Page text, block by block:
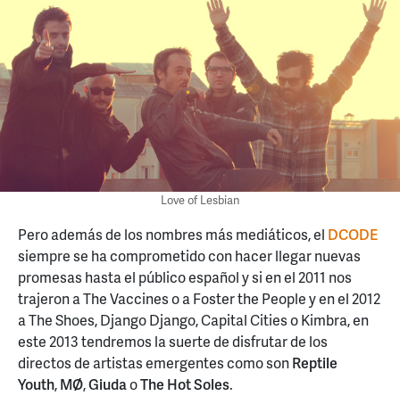
Love of Lesbian
Pero además de los nombres más mediáticos, el DCODE
siempre se ha comprometido con hacer llegar nuevas
promesas hasta el público español y si en el 2011 nos
trajeron a The Vaccines o a Foster the People y en el 2012
a The Shoes, Django Django, Capital Cities o Kimbra, en
este 2013 tendremos la suerte de disfrutar de los
directos de artistas emergentes como sonReptile
Youth,MØ,GiudaoThe Hot Soles.